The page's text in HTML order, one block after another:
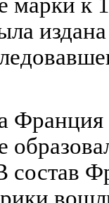
Франция